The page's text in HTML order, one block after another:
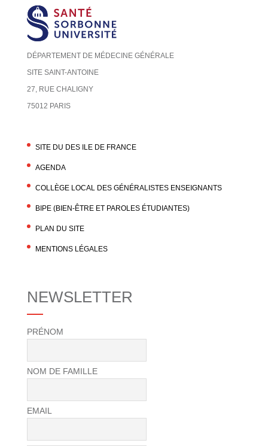
DÉPARTEMENT DE MÉDECINE GÉNÉRALE
SITE SAINT-ANTOINE
27, RUE CHALIGNY
75012 PARIS
SITE DU DES ILE DE FRANCE
AGENDA
COLLÈGE LOCAL DES GÉNÉRALISTES ENSEIGNANTS
BIPE (BIEN-ÊTRE ET PAROLES ÉTUDIANTES)
PLAN DU SITE
MENTIONS LÉGALES
NEWSLETTER
PRÉNOM
NOM DE FAMILLE
EMAIL